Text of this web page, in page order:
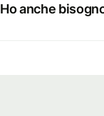
Ho anche